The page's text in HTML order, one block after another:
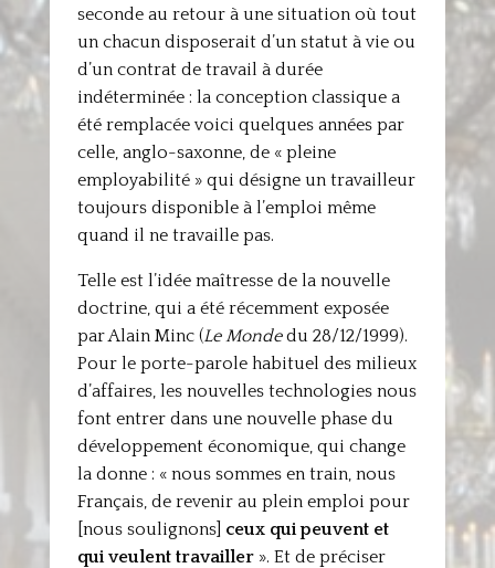
seconde au retour à une situation où tout
un chacun disposerait d’un statut à vie ou
d’un contrat de travail à durée
indéterminée : la conception classique a
été remplacée voici quelques années par
celle, anglo-saxonne, de « pleine
employabilité » qui désigne un travailleur
toujours disponible à l’emploi même
quand il ne travaille pas.
Telle est l’idée maîtresse de la nouvelle
doctrine, qui a été récemment exposée
par Alain Minc (Le Mondedu 28/12/1999).
Pour le porte-parole habituel des milieux
d’affaires, les nouvelles technologies nous
font entrer dans une nouvelle phase du
développement économique, qui change
la donne : « nous sommes en train, nous
Français, de revenir au plein emploi pour
[nous soulignons] ceux qui peuvent et
qui veulent travailler». Et de préciser